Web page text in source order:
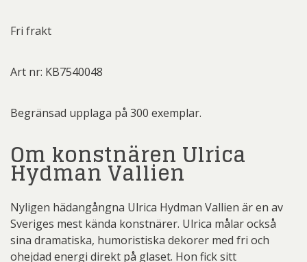
Fri frakt
Art nr: KB7540048
Begränsad upplaga på 300 exemplar.
Om konstnären Ulrica
Hydman Vallien
Nyligen hädangångna Ulrica Hydman Vallien är en av
Sveriges mest kända konstnärer. Ulrica målar också
sina dramatiska, humoristiska dekorer med fri och
ohejdad energi direkt på glaset. Hon fick sitt